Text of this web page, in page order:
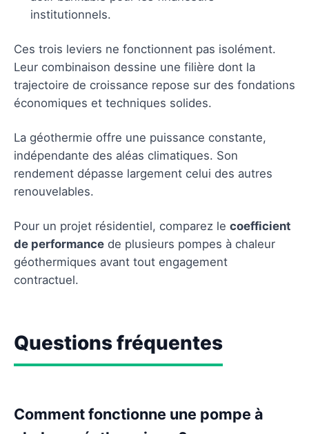
institutionnels.
Ces trois leviers ne fonctionnent pas isolément.
Leur combinaison dessine une filière dont la
trajectoire de croissance repose sur des fondations
économiques et techniques solides.
La géothermie offre une puissance constante,
indépendante des aléas climatiques. Son
rendement dépasse largement celui des autres
renouvelables.
Pour un projet résidentiel, comparez le coefficient
de performance de plusieurs pompes à chaleur
géothermiques avant tout engagement
contractuel.
Questions fréquentes
Comment fonctionne une pompe à